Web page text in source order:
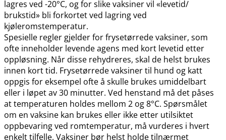
lagres ved -20°C, og for slike vaksiner vil «levetid​/​
brukstid» bli forkortet ved lagring ved
kjøleromstemperatur.
Spesielle regler gjelder for frysetørrede vaksiner, som
ofte inneholder levende agens med kort levetid etter
oppløsning. Når disse rehydreres, skal de helst brukes
innen kort tid. Frysetørrede vaksiner til hund og katt
oppgis for eksempel ofte å skulle brukes umiddelbart
eller i løpet av 30 minutter. Ved henstand må det påses
at temperaturen holdes mellom 2 og 8°C. Spørsmålet
om en vaksine kan brukes eller ikke etter utilsiktet
oppbevaring ved romtemperatur, må vurderes i hvert
enkelt tilfelle. Vaksiner bør helst holde tilnærmet